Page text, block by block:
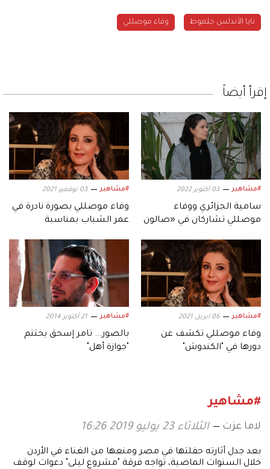
نايا الأندلس جلعوط وفاء موصللي
إقرأ أيضاً
#مشاهير 03 أكتوبر 2022
سامية الجزائري ووفاء
موصللي تشاركان في «صالون
#مشاهير 03 نوفمبر 2021
وفاء موصللي بصورة نادرة في
عمر الشباب بمناسبة
#مشاهير 06 ابريل 2021
وفاء موصللي تكشف عن
دورها في "الكندوش"
#مشاهير 21 أكتوبر 2014
بالصور... تامر إسحق يختتم
"جوازة أهل"
#مشاهير
لاما عزت الثلاثاء 23 يوليو 2019 16:26
بعد جدل أثارته حفلتها في مصر ومنعها من الغناء في الأردن
خلال السنوات الماضية، تواجه فرقة "مشروع ليلى" دعوات لوقف